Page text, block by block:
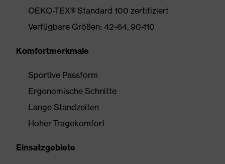
OEKO-TEX® Standard 100 zertifiziert
Verfügbare Größen: 42-64, 90-110
Komfortmerkmale
Sportive Passform
Ergonomische Schnitte
Lange Standzeiten
Hoher Tragekomfort
Einsatzgebiete